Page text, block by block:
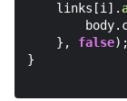
    links[i].
        body.
    },
false);
}